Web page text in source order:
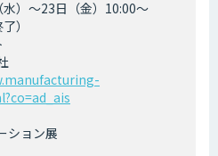
）～23日（金）10:00～
）
ション展